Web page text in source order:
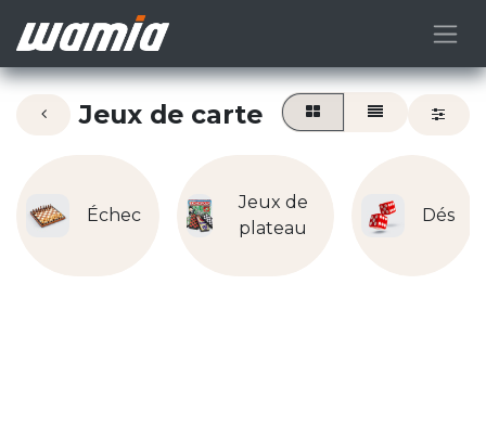
Jeux de carte
Échec
Jeux de
plateau
Dés